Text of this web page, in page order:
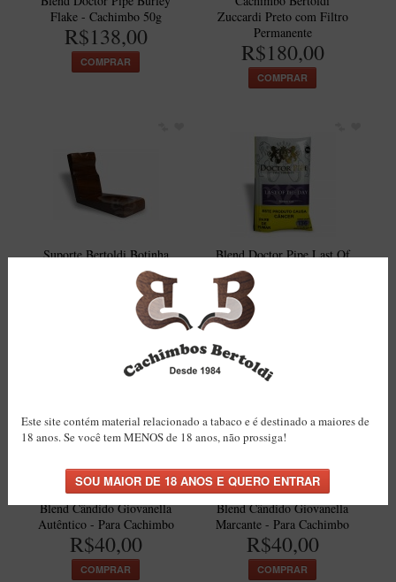
Flake - Cachimbo 50g
R$138,00
COMPRAR
Zuccardi Preto com Filtro
Permanente
R$180,00
COMPRAR
Suporte Bertoldi Botinha
Natural para 1 Cachimbo
R$50,00
Blend Doctor Pipe Last Of
The Day - Para Cachimbo
R$81,50
Blend Cândido Giovanella
Autêntico - Para Cachimbo
R$40,00
COMPRAR
Blend Cândido Giovanella
Marcante - Para Cachimbo
R$40,00
COMPRAR
Este site contém material relacionado a tabaco e é destinado a maiores de
18 anos. Se você tem MENOS de 18 anos, não prossiga!